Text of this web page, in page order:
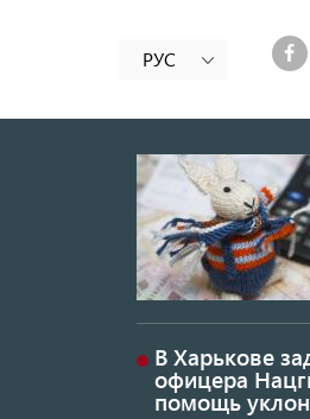
РУС
В Харькове
офицера
помощь